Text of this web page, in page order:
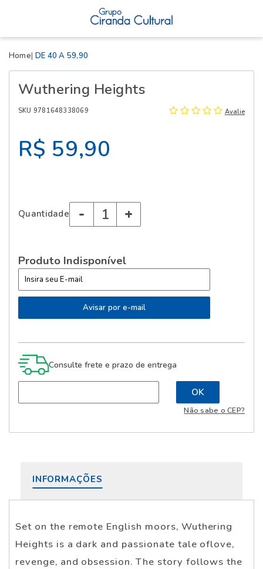
Home DE 40 A 59,90
Wuthering Heights
SKU 9781648338069 Avalie
R$ 59,90
Quantidade - +
Produto Indisponível
Consulte frete e prazo de entrega
Não sabe o CEP?
INFORMAÇÕES
Set on the remote English moors, Wuthering
Heights is a dark and passionate tale oflove,
revenge, and obsession. The story follows the